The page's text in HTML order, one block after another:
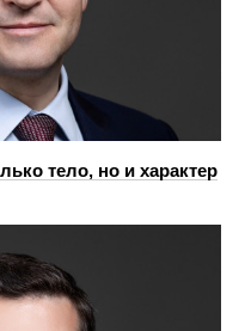
тело, но и характер